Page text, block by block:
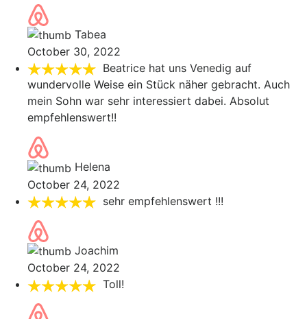
Tabea
October 30, 2022
Beatrice hat uns Venedig auf
wundervolle Weise ein Stück näher gebracht. Auch
mein Sohn war sehr interessiert dabei. Absolut
empfehlenswert!!
Helena
October 24, 2022
sehr empfehlenswert !!!
Joachim
October 24, 2022
Toll!